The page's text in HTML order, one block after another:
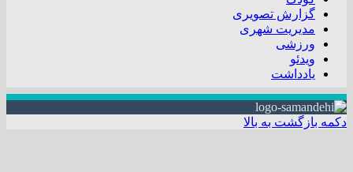
گزارش تصویری
مدیریت شهری
ورزشی
ویدئو
یادداشت
دکمه بازگشت به بالا